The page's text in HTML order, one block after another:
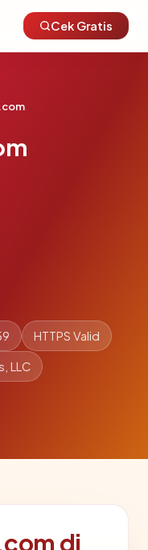
Cek Gratis
HTTPS Valid
LLC
di